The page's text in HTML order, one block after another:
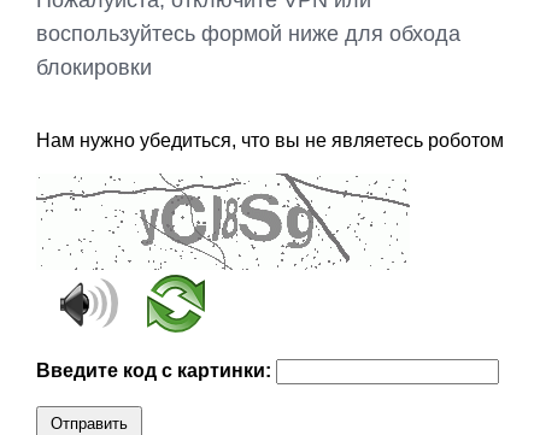
воспользуйтесь формой ниже для обхода
блокировки
Нам нужно убедиться, что вы не являетесь роботом
Введите код с картинки:
Отправить